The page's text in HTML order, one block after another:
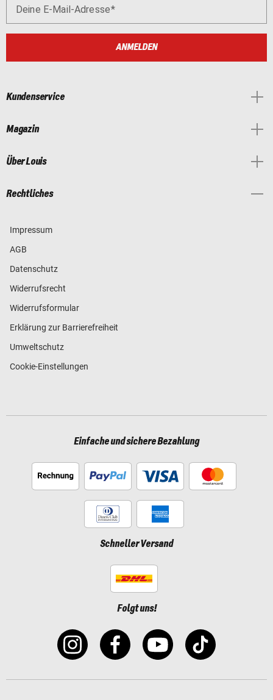
Deine E-Mail-Adresse
ANMELDEN
Kundenservice
Magazin
Über Louis
Rechtliches
Impressum
AGB
Datenschutz
Widerrufsrecht
Widerrufsformular
Erklärung zur Barrierefreiheit
Umweltschutz
Cookie-Einstellungen
Einfache und sichere Bezahlung
Schneller Versand
Folgt uns!